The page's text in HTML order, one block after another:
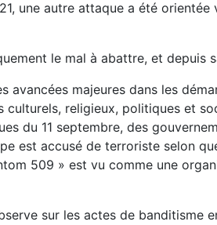
une autre attaque a été
le mal à abattre, et
avancées majeures dans les
culturels, religieux, politiques et
du 11 septembre, des
est accusé de terroriste selon
509 » est vu comme une
sur les actes de